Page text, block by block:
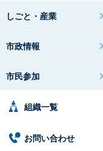
しごと・産業
市政情報
市民参加
組織一覧
お問い合わせ